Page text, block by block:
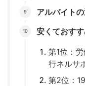
アルバイト
安くておす
第1位：
行ネルサ
第2位：